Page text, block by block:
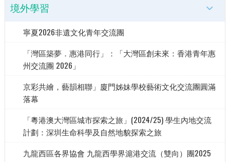
境外學習
寧夏2026非遺文化青年交流團
「灣區築夢．惠港同行」：「大灣區創未來：香港青年惠
州交流團 2026」
京彩共繪，藝韻相聯」廈門姊妹學校藝術文化交流團圓滿
落幕
「粵港澳大灣區城市探索之旅」(2024/25) 學生內地交流
計劃：深圳生命科學及自然地貌探索之旅
九龍西區各界協會 九龍西學界滬港交流（雙向）團2025